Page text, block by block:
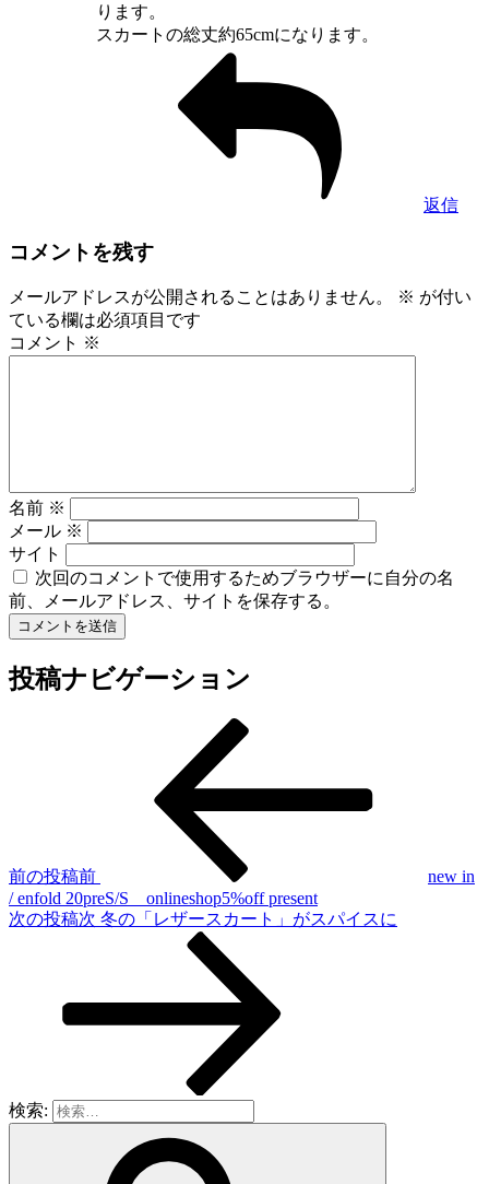
ります。
スカートの総丈約65cmになります。
返信
コメントを残す
メールアドレスが公開されることはありません。 ※ が付い
ている欄は必須項目です
コメント ※
名前 ※
メール ※
サイト
次回のコメントで使用するためブラウザーに自分の名
前、メールアドレス、サイトを保存する。
投稿ナビゲーション
前の投稿前
new in
/ enfold 20preS/S onlineshop5%off present
次の投稿次 冬の「レザースカート」がスパイスに
検索: